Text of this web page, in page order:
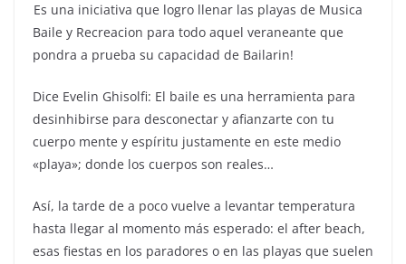
Es una iniciativa que logro llenar las playas de Musica
Baile y Recreacion para todo aquel veraneante que
pondra a prueba su capacidad de Bailarin!
Dice Evelin Ghisolfi: El baile es una herramienta para
desinhibirse para desconectar y afianzarte con tu
cuerpo mente y espíritu justamente en este medio
«playa»; donde los cuerpos son reales…
Así, la tarde de a poco vuelve a levantar temperatura
hasta llegar al momento más esperado: el after beach,
esas fiestas en los paradores o en las playas que suelen